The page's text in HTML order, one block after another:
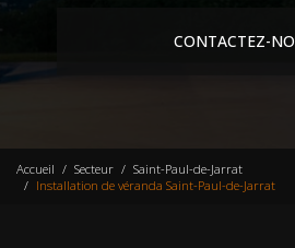
CONTACTEZ-
Accueil Secteur
Saint-Paul-de-Jarrat
Installation de véranda Saint-Paul-de-Jarrat